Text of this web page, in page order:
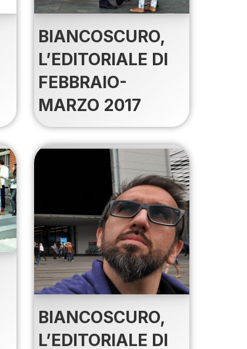
BIANCOSCURO,
L’EDITORIALE DI
FEBBRAIO-
MARZO 2017
BIANCOSCURO,
L’EDITORIALE DI